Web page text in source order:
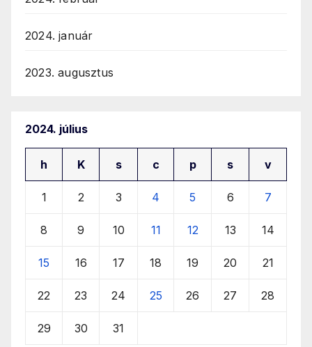
2024. január
2023. augusztus
2024. július
h K s c p s v
1 2 3 4 5 6 7
8 9 10 11 12 13 14
15 16 17 18 19 20 21
22 23 24 25 26 27 28
29 30 31